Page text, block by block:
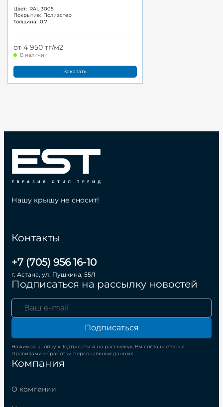
Цвет: RAL 3005
Покрытие: Полиэстер
Толщина: 0.7
от 4 950 тг/м2
В наличии
Заказать
Компания
О компании
Контакты
+7 (705) 956 16-10
г. Астана, ул. Пушкина, 55/1
Подписаться на рассылку новостей
Подписаться
Нажимая кнопку «Подписаться на рассылку», Вы соглашаетесь с
Правилами обработки персональных данных.
Нашу крышу не сносит!